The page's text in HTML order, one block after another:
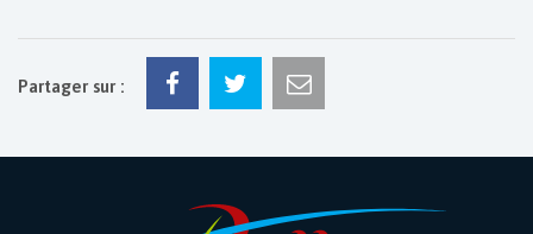
Partager sur :